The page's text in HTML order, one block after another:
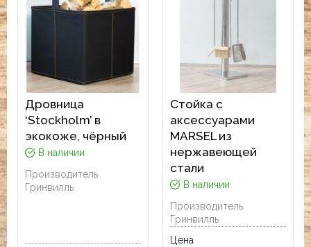
Дровница
‘Stockholm’ в
экокоже, чёрный
В наличии
Производитель
Гринвилль
Стойка с
аксессуарами
MARSEL из
нержавеющей
стали
В наличии
Производитель
Гринвилль
Цена